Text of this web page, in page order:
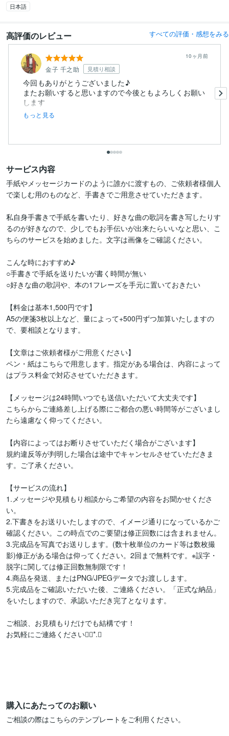
日本語
高評価のレビュー すべての評価・感想をみる
金子 千之助 見積り相談
10ヶ月前
今回もありがとうございました♪
またお願いすると思いますので今後ともよろしくお願い
します
m(_ _)m
もっと見る
サービス内容
手紙やメッセージカードのように誰かに渡すもの、ご依頼者様個人
で楽しむ用のものなど、手書きでご用意させていただきます。
私自身手書きで手紙を書いたり、好きな曲の歌詞を書き写したりす
るのが好きなので、少しでもお手伝いが出来たらいいなと思い、こ
ちらのサービスを始めました。文字は画像をご確認ください。
こんな時におすすめ♪
○手書きで手紙を送りたいが書く時間が無い
○好きな曲の歌詞や、本の1フレーズを手元に置いておきたい
【料金は基本1,500円です】
A5の便箋3枚以上など、量によって+500円ずつ加算いたしますの
で、要相談となります。
【文章はご依頼者様がご用意ください】
ペン・紙はこちらで用意します。指定がある場合は、内容によって
はプラス料金で対応させていただきます。
【メッセージは24時間いつでも送信いただいて大丈夫です】
こちらからご連絡差し上げる際にご都合の悪い時間等がございまし
たら遠慮なく仰ってください。
【内容によってはお断りさせていただく場合がございます】
規約違反等が判明した場合は途中でキャンセルさせていただきま
す。ご了承ください。
【サービスの流れ】
1.メッセージや見積もり相談からご希望の内容をお聞かせくださ
い。
2.下書きをお送りいたしますので、イメージ通りになっているかご
確認ください。この時点でのご要望は修正回数には含まれません。
3.完成品を写真でお送りします。(数十枚単位のカード等は数枚撮
影)修正がある場合は仰ってください。2回まで無料です。※誤字・
脱字に関しては修正回数無制限です！
4.商品を発送、またはPNG/JPEGデータでお渡しします。
5.完成品をご確認いただいた後、ご連絡ください。「正式な納品」
をいたしますので、承認いただき完了となります。
ご相談、お見積もりだけでも結構です！
お気軽にご連絡ください❁⃘*.ﾟ
購入にあたってのお願い
ご相談の際はこちらのテンプレートをご利用ください。